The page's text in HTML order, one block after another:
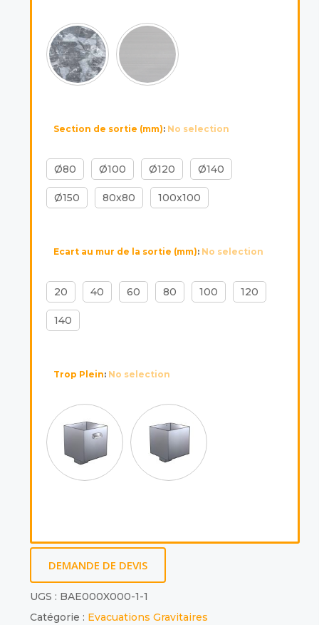
Section de sortie (mm): No selection
Ø80 Ø100 Ø120 Ø140
Ø150 80x80 100x100
Ecart au mur de la sortie (mm): No selection
20 40 60 80 100 120
140
Trop Plein: No selection
DEMANDE DE DEVIS
UGS : BAE000X000-1-1
Catégorie : Evacuations Gravitaires